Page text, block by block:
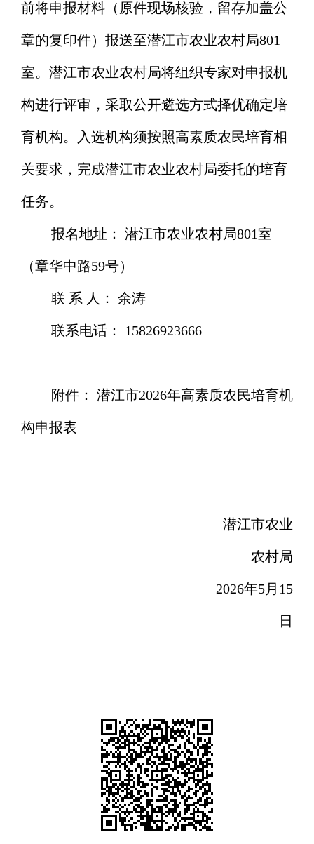
前将申报材料（原件现场核验，留存加盖公
章的复印件）报送至潜江市农业农村局801
室。 潜江市农业农村局将组织专家对申报机
构进行评审，采取公开遴选方式择优确定培
育机构。入选机构须按照高素质农民培育相
关要求，完成潜江市农业农村局委托的培育
任务。
报名地址： 潜江市农业农村局801室
（章华中路59号）
联 系 人： 余涛
联系电话： 15826923666
附件： 潜江市2026年高素质农民培育机
构申报表
潜江市农业
农村局
2026年5月 15
日